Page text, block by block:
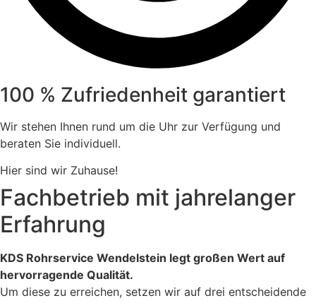
100 % Zufriedenheit garantiert
Wir stehen Ihnen rund um die Uhr zur Verfügung und
beraten Sie individuell.
Hier sind wir Zuhause!
Fachbetrieb mit jahrelanger
Erfahrung
KDS Rohrservice Wendelstein legt großen Wert auf
hervorragende Qualität.
Um diese zu erreichen, setzen wir auf drei entscheidende